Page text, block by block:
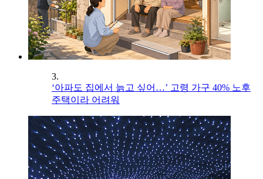
3.
‘아파도 집에서 늙고 싶어…’ 고령 가구 40% 노후
주택이라 어려워